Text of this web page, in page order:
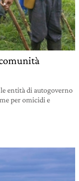
entità di autogoverno
per omicidi e